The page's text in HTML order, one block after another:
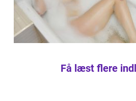
Få læst flere